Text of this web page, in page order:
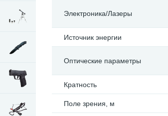
Электроника/Лазеры
Источник энергии
Оптические параметры
Кратность
Поле зрения, м